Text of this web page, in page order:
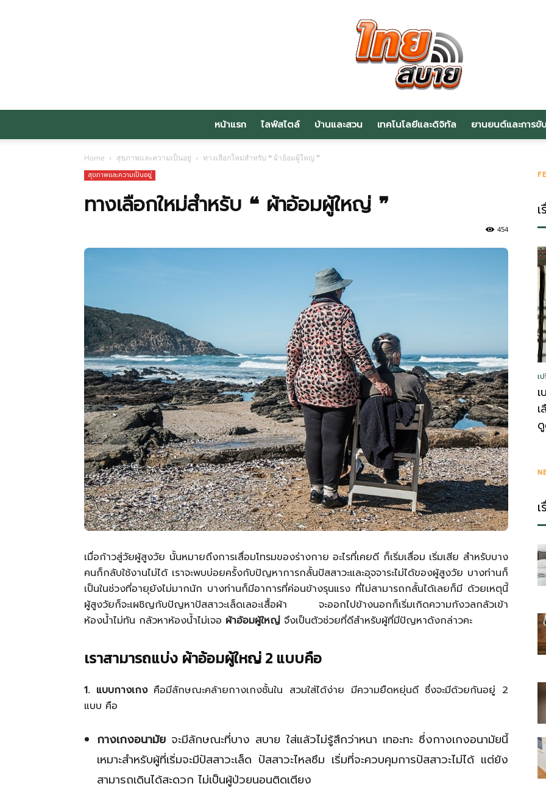
วา
ไร
ไทย
หน้าแรก ไลฟ์สไตล์ บ้านและสวน เทคโนโลยีและดิจิทัล ยานยนต์และการขั
Home สุขภาพและความเป็นอยู่ ทางเลือกใหม่สำหรับ ❝ ผ้าอ้อมผู้ใหญ่ ❞
สุขภาพและความเป็นอยู่
ทางเลือกใหม่สำหรับ ❝ ผ้าอ้อมผู้ใหญ่ ❞
454
เมื่อก้าวสู่วัยผู้สูงวัย นั้นหมายถึงการเสื่อมโทรมของร่างกาย อะไรที่เคยดี ก็เริ่มเสื่อม เริ่มเสีย สำหรับบาง
คนก็กลับใช้งานไม่ได้ เราจะพบบ่อยครั้งกับปัญหาการกลั้นปัสสาวะและอุจจาระไม่ได้ของผู้สูงวัย บางท่านก็
เป็นในช่วงที่อายุยังไม่มากนัก บางท่านก็มีอาการที่ค่อนข้างรุนแรง ที่ไม่สามารถกลั้นได้เลยก็มี ด้วยเหตุนี้
ผู้สูงวัยก็จะเผชิญกับปัญหาปัสสาวะเล็ดเลอะเสื้อผ้า จะออกไปข้างนอกก็เริ่มเกิดความกังวลกลัวเข้า
ห้องน้ำไม่ทัน กลัวหาห้องน้ำไม่เจอ ผ้าอ้อมผู้ใหญ่ จึงเป็นตัวช่วยที่ดีสำหรับผู้ที่มีปัญหาดังกล่าวคะ
เราสามารถแบ่ง ผ้าอ้อมผู้ใหญ่ 2 แบบคือ
1. แบบกางเกงคือมีลักษณะคล้ายกางเกงชั้นใน สวมใส่ได้ง่าย มีความยืดหยุ่นดี ซึ่งจะมีด้วยกันอยู่ 2
แบบ คือ
กางเกงอนามัย จะมีลักษณะที่บาง สบาย ใส่แล้วไม่รู้สึกว่าหนา เทอะทะ ซึ่งกางเกงอนามัยนี้
เหมาะสำหรับผู้ที่เริ่มจะมีปัสสาวะเล็ด ปัสสาวะไหลซึม เริ่มที่จะควบคุมการปัสสาวะไม่ได้ แต่ยัง
สามารถเดินได้สะดวก ไม่เป็นผู้ป่วยนอนติดเตียง
เ